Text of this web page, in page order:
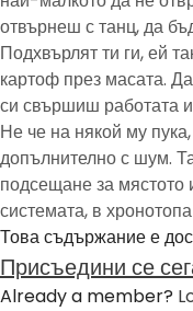
отвърнеш с танц, да
Подхвърлят ти ги, ей
картоф през масата.
си свършиш работата
Не че на някой му
допълнително с шум.
подсещане за
системата, в
Това съдържание е
Присъедини се
Already a member?